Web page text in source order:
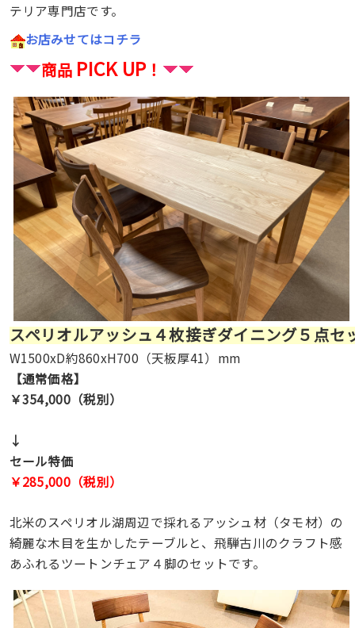
テリア専門店です。
お店みせてはコチラ
商品 PICK UP！
スペリオルアッシュ４枚接ぎダイニング５点セ
W1500xD約860xH700（天板厚41）mm
【通常価格】
￥354,000（税別）
↓
セール特価
￥285,000（税別）
北米のスペリオル湖周辺で採れるアッシュ材（タモ材）の
綺麗な木目を生かしたテーブルと、飛騨古川のクラフト感
あふれるツートンチェア４脚のセットです。